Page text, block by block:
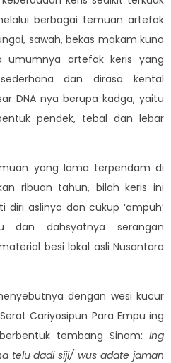
berbagai temuan artefak
sawah, bekas makam kuno
umumnya artefak keris yang
dan dirasa kental
DNA nya berupa kadga, yaitu
pendek, tebal dan lebar
yang lama terpendam di
ribuan tahun, bilah keris ini
diri aslinya dan cukup ‘ampuh’
dan dahsyatnya serangan
besi lokal asli Nusantara
dengan wesi kucur
Cariyosipun Para Empu ing
tembang Sinom: Ing
telu dadi siji/ wus adate jaman